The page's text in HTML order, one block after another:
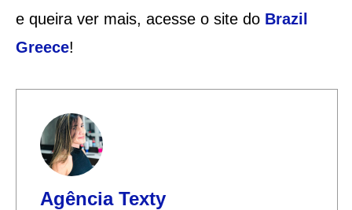
e queira ver mais, acesse o site do Brazil
Greece!
Agência Texty